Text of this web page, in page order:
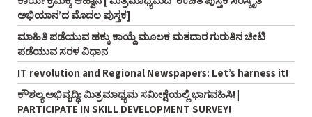
ಅಭಿಯಾನ’ದ ಮೊದಲ ಪುಸ್ತಕ]
ಮಾಹಿತಿ ಪಡೆಯುವ ಹಕ್ಕು ಕಾಯ್ದೆ ಮೂಲಕ ಮತದಾರ ಗುರುತಿನ ಚೀಟಿ
ಪಡೆಯುವ ಸರಳ ವಿಧಾನ
IT revolution and Regional Newspapers: Let’s harness it!
ಕೌಶಲ್ಯ ಅಭಿವೃದ್ಧಿ: ಮಿತ್ರಮಾಧ್ಯಮ ಸಮೀಕ್ಷೆಯಲ್ಲಿ ಭಾಗವಹಿಸಿ! |
PARTICIPATE IN SKILL DEVELOPMENT SURVEY!